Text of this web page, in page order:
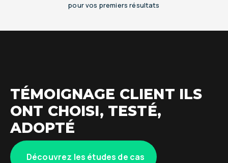
pour vos premiers résultats
TÉMOIGNAGE CLIENT ILS
ONT CHOISI, TESTÉ,
ADOPTÉ
Découvrez les études de cas